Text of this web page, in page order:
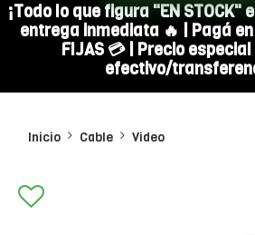
¡Todo lo que figura "EN
entrega inmediata 🔥 | Pagá en
FIJAS 💳 | Precio
efectivo/
Inicio Cable Video